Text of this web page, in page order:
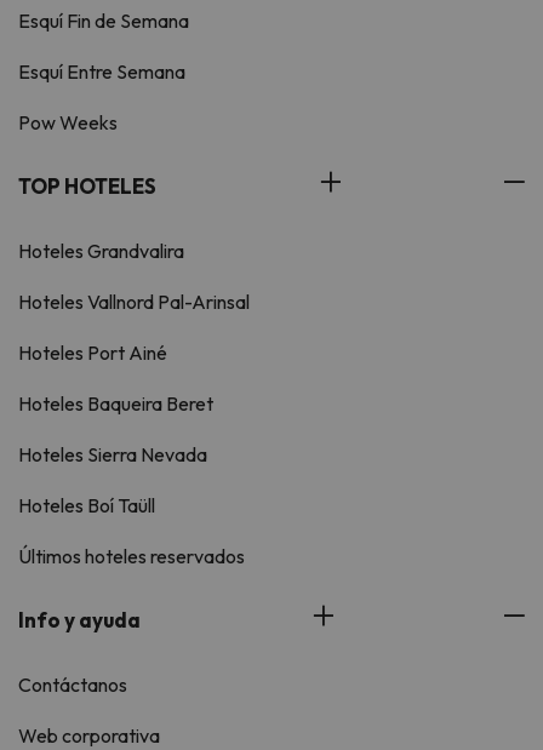
Esquí Fin de Semana
Esquí Entre Semana
Pow Weeks
TOP HOTELES
Hoteles Grandvalira
Hoteles Vallnord Pal-Arinsal
Hoteles Port Ainé
Hoteles Baqueira Beret
Hoteles Sierra Nevada
Hoteles Boí Taüll
Últimos hoteles reservados
Info y ayuda
Contáctanos
Web corporativa